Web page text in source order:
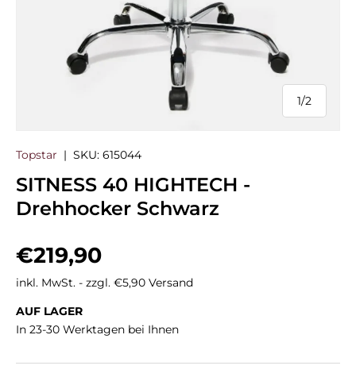
1/
von
2
Topstar | SKU: 615044
SITNESS 40 HIGHTECH -
Drehhocker Schwarz
Normaler Preis
€219,90
inkl. MwSt. - zzgl. €5,90 Versand
AUF LAGER
In 23-30 Werktagen bei Ihnen